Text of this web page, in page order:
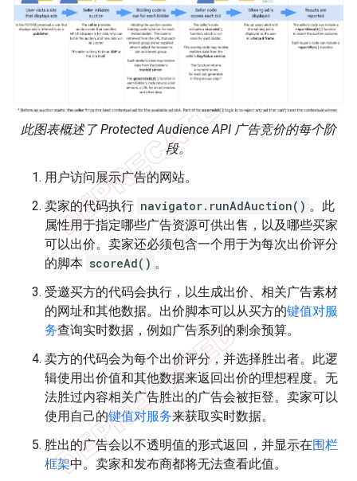
此图表概述了 Protected Audience API 广告竞价的每个阶
段。
用户访问展示广告的网站。
卖家的代码执行 navigator.runAdAuction() 。此
属性用于指定哪些广告资源可供出售，以及哪些买家
可以出价。卖家还必须包含一个用于为每次出价评分
的脚本 scoreAd() 。
受邀买方的代码会执行，以生成出价、相关广告素材
的网址和其他数据。出价脚本可以从买方的键值对服
务查询实时数据，例如广告系列的剩余预算。
卖方的代码会为每个出价评分，并选择胜出者。此逻
辑使用出价值和其他数据来返回出价的理想程度。无
法胜过内容相关广告胜出的广告会被拒登。卖家可以
使用自己的键值对服务来获取实时数据。
胜出的广告会以不透明值的形式返回，并显示在围栏
框架中。卖家和发布商都将无法查看此值。